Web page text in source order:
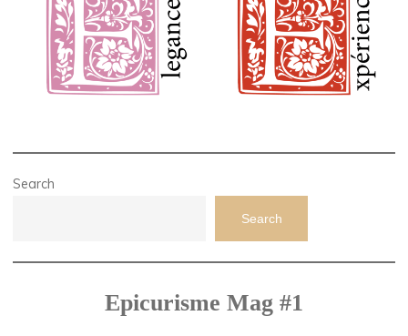
Search
Search
Epicurisme Mag #1